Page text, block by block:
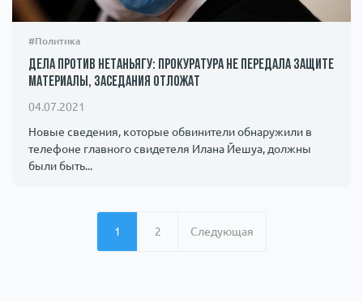
#Политика
Дела против Нетаньягу: прокуратура не передала защите
материалы, заседания отложат
04.07.2021
Новые сведения, которые обвинители обнаружили в
телефоне главного свидетеля Илана Йешуа, должны
были быть...
1 2 Следующая